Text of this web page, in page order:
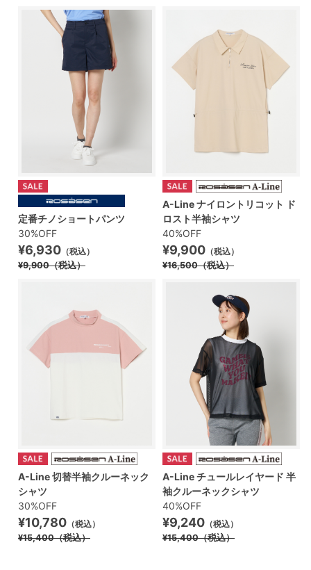
定番チノショートパンツ
30%OFF
¥6,930 （税込）
¥9,900（税込）
A-Line ナイロントリコット ド
ロスト半袖シャツ
40%OFF
¥9,900 （税込）
¥16,500（税込）
A-Line 切替半袖クルーネック
シャツ
30%OFF
¥10,780 （税込）
¥15,400（税込）
A-Line チュールレイヤード 半
袖クルーネックシャツ
40%OFF
¥9,240 （税込）
¥15,400（税込）